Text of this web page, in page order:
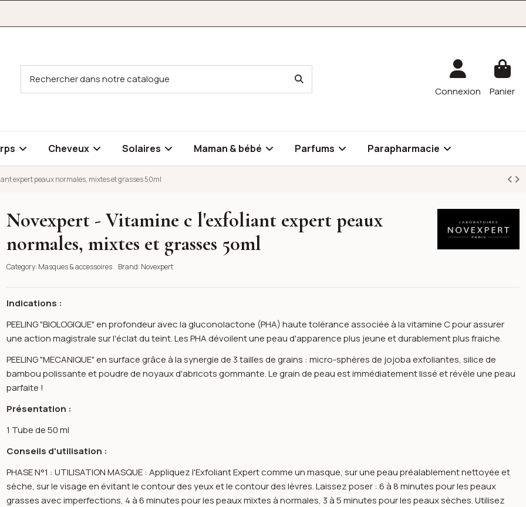
Connexion Panier
Cheveux Solaires Maman & bébé Parfums Parapharmacie
expert peaux normales, mixtes et grasses 50ml
peaux normales, mixtes et grasses 50ml
image gallery for Novexpert - Vitamine c l'exfoliant expert peaux normales, mixtes et grasses 50ml
Novexpert - Vitamine c l'exfoliant expert peaux
normales, mixtes et grasses 50ml
Category: Masques & accessoires Brand: Novexpert
Indications :
PEELING "BIOLOGIQUE" en profondeur avec la gluconolactone (PHA) haute tolérance associée à la vitamine C pour assurer
une action magistrale sur l'éclat du teint. Les PHA dévoilent une peau d'apparence plus jeune et durablement plus fraiche.
PEELING "MECANIQUE" en surface grâce à la synergie de 3 tailles de grains : micro-sphères de jojoba exfoliantes, silice de
bambou polissante et poudre de noyaux d'abricots gommante. Le grain de peau est immédiatement lissé et révèle une peau
parfaite !
Présentation :
1 Tube de 50 ml
Conseils d'utilisation :
PHASE N°1 : UTILISATION MASQUE : Appliquez l'Exfoliant Expert comme un masque, sur une peau préalablement nettoyée et
sèche, sur le visage en évitant le contour des yeux et le contour des lèvres. Laissez poser : 6 à 8 minutes pour les peaux
grasses avec imperfections, 4 à 6 minutes pour les peaux mixtes à normales, 3 à 5 minutes pour les peaux sèches. Utilisez